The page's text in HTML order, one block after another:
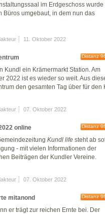
im Erdgeschoss wurde
Büros umgebaut, in dem nun das
11. Oktober 2022
Distanz
Kundl ein Krämermarkt Station. Am
2022 ist es wieder so weit. Aus
den gesamten Tag über für den
07. Oktober 2022
online Distanz
Kundl life steht ab
- mit vielen Informationen der
Beiträgen der Kundler Vereine.
07. Oktober 2022
mitanond Distanz
er trägt zur reichen Ernte bei. Der